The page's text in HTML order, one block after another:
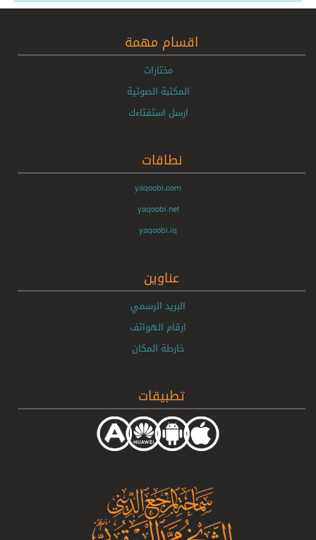
اقسام مهمة
مختارات
المكتبة الصوتية
ارسل استفتاءك
نطاقات
yaqoobi.com
yaqoobi.net
yaqoobi.iq
عناوين
البريد الرسمي
ارقام الهواتف
خارطة المكان
تطبيقات